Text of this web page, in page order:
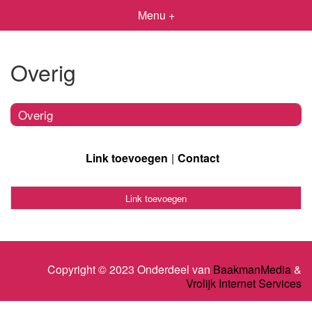
Menu +
Overig
Overig
Link toevoegen Contact
Link toevoegen
Copyright © 2023 Onderdeel van BaakmanMedia&
Vrolijk Internet Services